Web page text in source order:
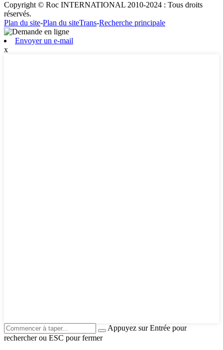
Copyright © Roc INTERNATIONAL 2010-2024 : Tous droits
réservés.
Plan du site-Plan du siteTrans-Recherche principale
Envoyer un e-mail
x
Appuyez sur Entrée pour
rechercher ou ESC pour fermer